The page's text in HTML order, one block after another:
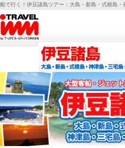
船で行く！伊豆諸島ツアー：大島・新島・式根島・